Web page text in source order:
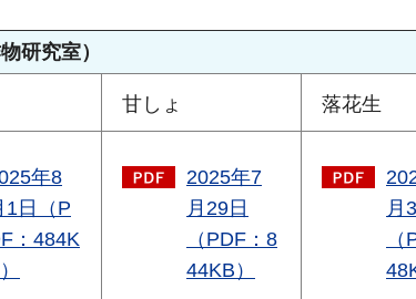
研究室）
甘しょ 落花生
年8
1日（P
：484K
2025年7
月29日
（PDF：8
44KB）
月